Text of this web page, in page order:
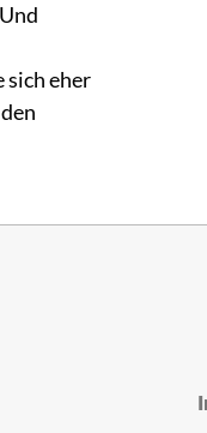
sich eher